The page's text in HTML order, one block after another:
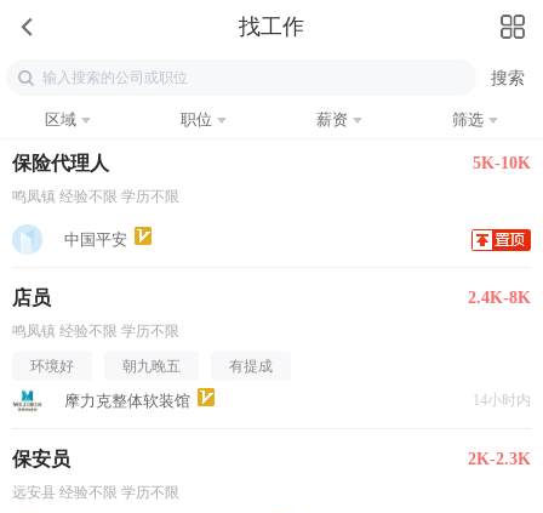
找工作
区域 职位 薪资 筛选
保险代理人 5K-10K
鸣凤镇 经验不限 学历不限
中国平安
店员 2.4K-8K
鸣凤镇 经验不限 学历不限
环境好 朝九晚五 有提成
摩力克整体软装馆 14小时内
保安员 2K-2.3K
远安县 经验不限 学历不限